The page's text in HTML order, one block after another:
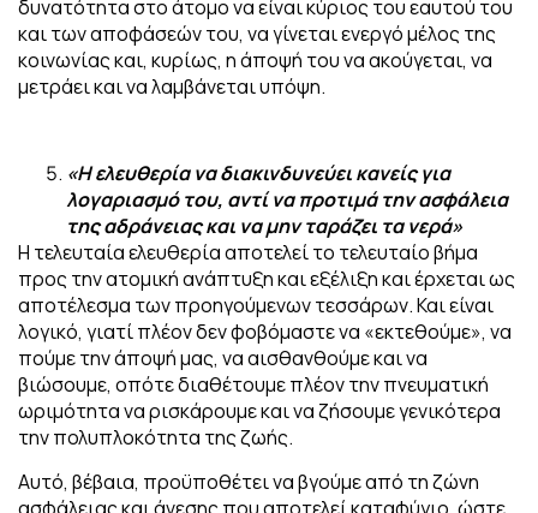
δυνατότητα στο άτομο να είναι κύριος του εαυτού του
και των αποφάσεών του, να γίνεται ενεργό μέλος της
κοινωνίας και, κυρίως, η άποψή του να ακούγεται, να
μετράει και να λαμβάνεται υπόψη.
«Η ελευθερία να διακινδυνεύει κανείς για
λογαριασμό του, αντί να προτιμά την ασφάλεια
της αδράνειας και να μην ταράζει τα νερά»
Η τελευταία ελευθερία αποτελεί το τελευταίο βήμα
προς την ατομική ανάπτυξη και εξέλιξη και έρχεται ως
αποτέλεσμα των προηγούμενων τεσσάρων. Και είναι
λογικό, γιατί πλέον δεν φοβόμαστε να «εκτεθούμε», να
πούμε την άποψή μας, να αισθανθούμε και να
βιώσουμε, οπότε διαθέτουμε πλέον την πνευματική
ωριμότητα να ρισκάρουμε και να ζήσουμε γενικότερα
την πολυπλοκότητα της ζωής.
Αυτό, βέβαια, προϋποθέτει να βγούμε από τη ζώνη